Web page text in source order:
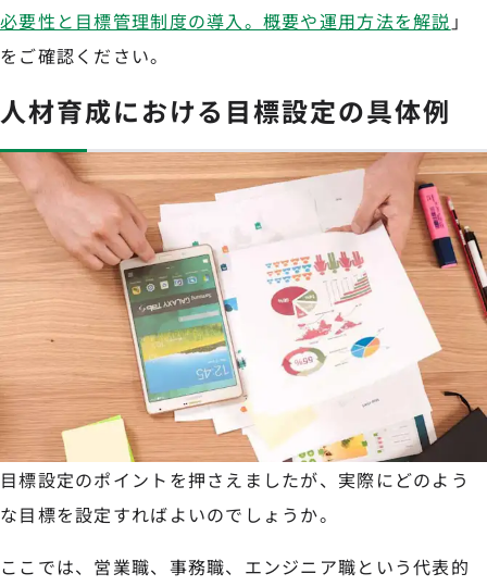
必要性と目標管理制度の導入。概要や運用方法を解説 」
をご確認ください。
人材育成における目標設定の具体例
目標設定のポイントを押さえましたが、実際にどのよう
な目標を設定すればよいのでしょうか。
ここでは、営業職、事務職、エンジニア職という代表的